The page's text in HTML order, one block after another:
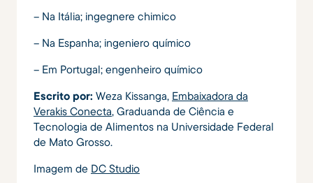
– Na Itália; ingegnere chimico
– Na Espanha; ingeniero químico
– Em Portugal; engenheiro químico
Escrito por: Weza Kissanga, Embaixadora da
Verakis Conecta, Graduanda de Ciência e
Tecnologia de Alimentos na Universidade Federal
de Mato Grosso.
Imagem de DC Studio